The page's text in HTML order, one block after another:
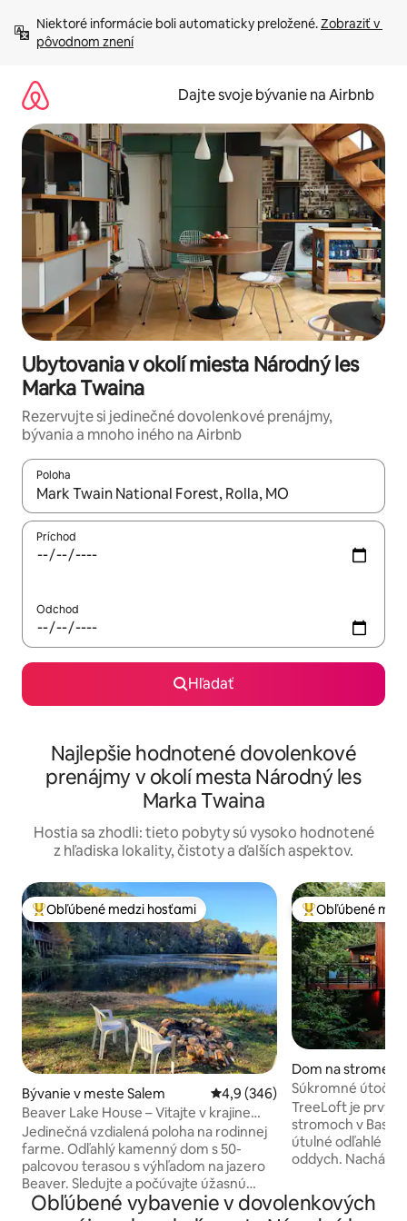
obsah.
Niektoré informácie boli automaticky preložené. Zobraziť v
pôvodnom znení
Dajte svoje bývanie na Airbnb
Ubytovania v okolí miesta Národný les
Marka Twaina
Rezervujte si jedinečné dovolenkové prenájmy,
bývania a mnoho iného na Airbnb
Poloha
Keď budú výsledky k dispozícii, môžete si ich prechádzať
Príchod
Odchod
Hľadať
Najlepšie hodnotené dovolenkové
prenájmy v okolí mesta Národný les
Marka Twaina
Hostia sa zhodli: tieto pobyty sú vysoko hodnotené
z hľadiska lokality, čistoty a ďalších aspektov.
Najobľúbenejšie medzi hosťami
Obľúbené medzi hosťami
Bývanie v meste Salem Priemerné ohodnotenie 4,9 z
4,9 (346)
Beaver Lake House – Vitajte v krajine
sociálneho odstupu!
Jedinečná vzdialená poloha na rodinnej
farme. Odľahlý kamenný dom s 50-
palcovou terasou s výhľadom na jazero
Beaver. Sledujte a počúvajte úžasnú
voľne žijúcu zver! Otvorená kuchyňa,
Najobľúbenejšie
Obľúbené
Dom na strome v
ille
Súkromné
Vírivka
TreeLoft je
stromoch v
útulné odľahlé
oddych.
luxusné
pričom je stále
Obľúbené vybavenie v dovolenkových